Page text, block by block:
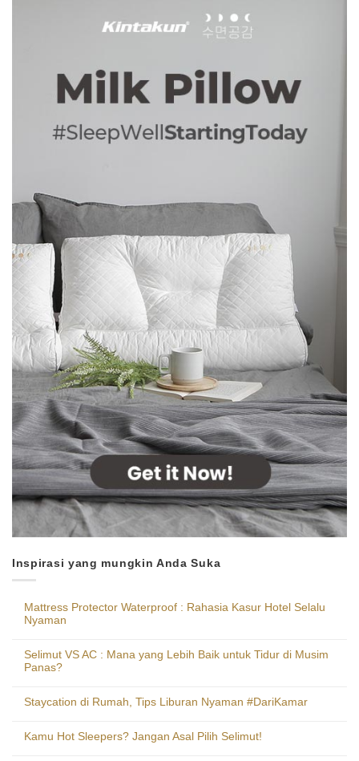
Inspirasi yang mungkin Anda Suka
Mattress Protector Waterproof : Rahasia Kasur Hotel Selalu
Nyaman
Selimut VS AC : Mana yang Lebih Baik untuk Tidur di Musim
Panas?
Staycation di Rumah, Tips Liburan Nyaman #DariKamar
Kamu Hot Sleepers? Jangan Asal Pilih Selimut!